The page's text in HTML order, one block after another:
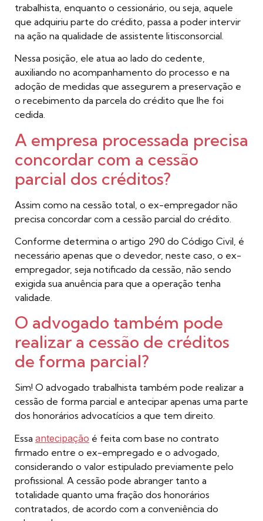
trabalhista, enquanto o cessionário, ou seja, aquele
que adquiriu parte do crédito, passa a poder intervir
na ação na qualidade de assistente litisconsorcial.
Nessa posição, ele atua ao lado do cedente,
auxiliando no acompanhamento do processo e na
adoção de medidas que assegurem a preservação e
o recebimento da parcela do crédito que lhe foi
cedida.
A empresa processada precisa
concordar com a cessão
parcial dos créditos?
Assim como na cessão total, o ex-empregador não
precisa concordar com a cessão parcial do crédito.
Conforme determina o artigo 290 do Código Civil, é
necessário apenas que o devedor, neste caso, o ex-
empregador, seja notificado da cessão, não sendo
exigida sua anuência para que a operação tenha
validade.
O advogado também pode
realizar a cessão de créditos
de forma parcial?
Sim! O advogado trabalhista também pode realizar a
cessão de forma parcial e antecipar apenas uma parte
dos honorários advocatícios a que tem direito.
Essa antecipação é feita com base no contrato
firmado entre o ex-empregado e o advogado,
considerando o valor estipulado previamente pelo
profissional. A cessão pode abranger tanto a
totalidade quanto uma fração dos honorários
contratados, de acordo com a conveniência do